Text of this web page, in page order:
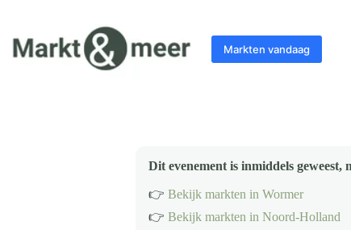
inhoud
Markten vandaag
Dit evenement is inmiddels geweest,
👉 Bekijk markten in Wormer
👉 Bekijk markten in Noord-Holland